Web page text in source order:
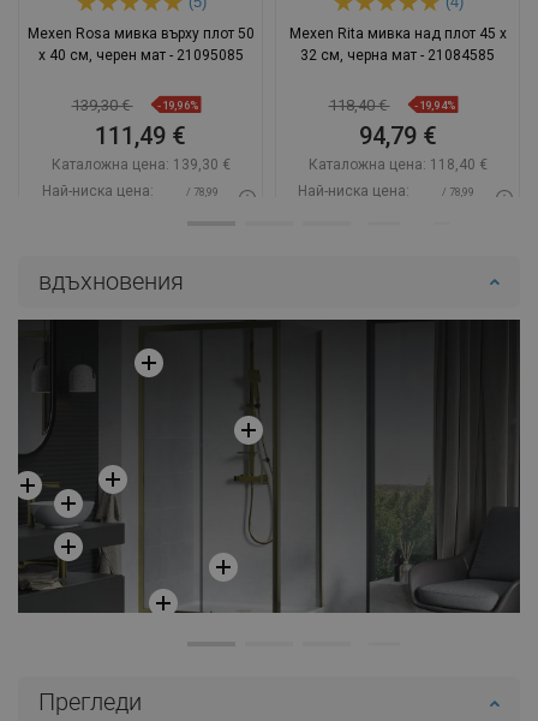
Mexen Rosa мивка върху плот 50
x 40 см, черен мат - 21095085
139,30 € -19,96%
111,49 €
Каталожна цена: 139,30 €
Най-ниска цена:
/ 78,99
Добави в количката
favorite_border Любима
Сравнете
Mexen Rita мивка над плот 45 x
32 см, черна мат - 21084585
118,40 € -19,94%
94,79 €
Каталожна цена: 118,40 €
Най-ниска цена:
/ 78,99
Добави в количката
favorite_border Любима
Сравнете
вдъхновения
Прегледи